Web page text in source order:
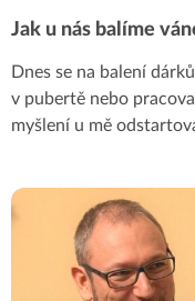
Jak u nás balíme
Dnes se na balení
v pubertě nebo
myšlení u mě